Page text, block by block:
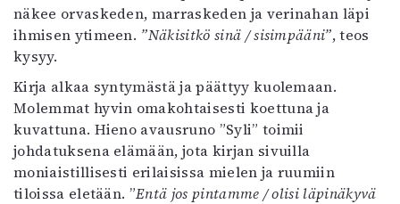
Tilaus ja irtonumerot
Yhteistyössä
Kaltio ry
näkee orvaskeden, marraskeden ja verinahan läpi
ihmisen ytimeen. ”Näkisitkö sinä / sisimpääni”, teos
kysyy.
Kirja alkaa syntymästä ja päättyy kuolemaan.
Molemmat hyvin omakohtaisesti koettuna ja
kuvattuna. Hieno avausruno ”Syli” toimii
johdatuksena elämään, jota kirjan sivuilla
moniaistillisesti erilaisissa mielen ja ruumiin
tiloissa eletään. ”Entä jos pintamme / olisi läpinäkyvä